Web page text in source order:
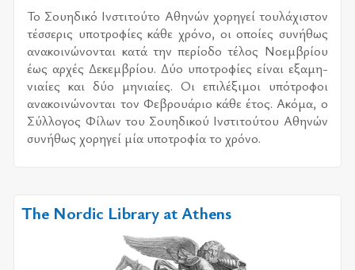
Το Σου­η­δι­κό Ινστι­τού­το Αθη­νών χο­ρη­γεί του­λά­χι­στον
τέσ­σε­ρις υπο­τρο­φί­ες κάθε χρό­νο, οι οποί­ες συ­νή­θως
ανα­κοι­νώ­νο­νται κατά την πε­ρί­ο­δο τέ­λος Νοεμ­βρί­ου
έως αρ­χές Δεκεμ­βρί­ου. Δύο υπο­τρο­φί­ες εί­ναι εξα­μη­
νιαί­ες και δύο μη­νιαί­ες. Οι επι­λέ­ξι­μοι υπό­τρο­φοι
ανα­κοι­νώ­νο­νται τον Φεβρουά­ριο κάθε έτος. Ακόμα, ο
Σύλ­λο­γος Φίλων του Σου­η­δι­κού Ινστι­τού­του Αθη­νών
συ­νή­θως χο­ρη­γεί μία υπο­τρο­φία το χρό­νο.
The Nordic Library at Athens